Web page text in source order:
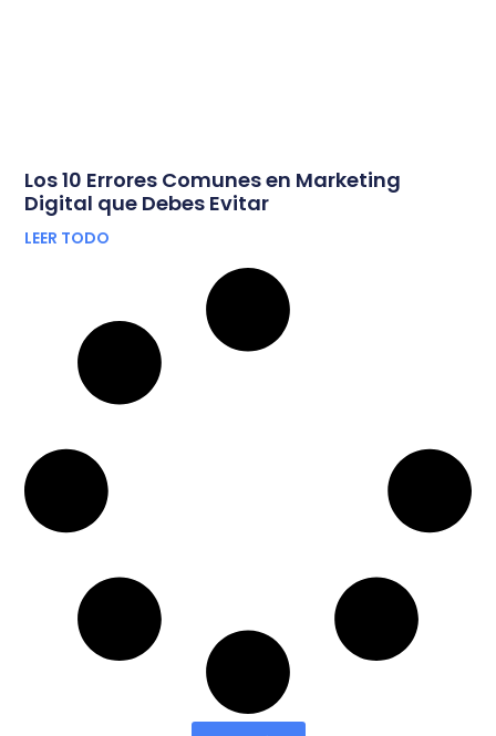
Los 10 Errores Comunes en Marketing
Digital que Debes Evitar
LEER TODO